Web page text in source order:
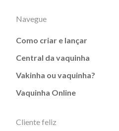
Navegue
Como criar e lançar
Central da vaquinha
Vakinha ou vaquinha?
Vaquinha Online
Cliente feliz